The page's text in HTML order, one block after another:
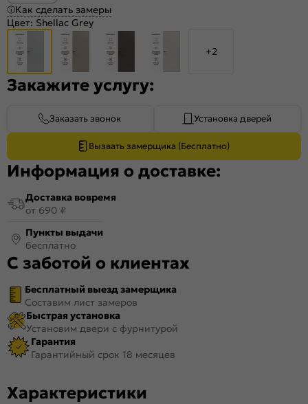
Как сделать замеры
Цвет: Shellac Grey
+2
Закажите услугу:
Заказать звонок Установка дверей
Вызвать замерщика (Бесплатно)
Информация о доставке:
Доставка вовремя
от 690 ₽
Пункты выдачи
бесплатно
С заботой о клиентах
Бесплатный выезд замерщика
Составим лист замеров
Быстрая установка
Установим двери с фурнитурой
Гарантия
Гарантийный срок 18 месяцев
Характеристики